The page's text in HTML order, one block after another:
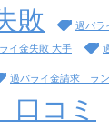
敗
過バラ
イ金失敗 大手
過バライ金請求 ラ
コミ